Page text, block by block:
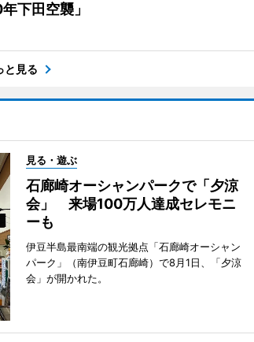
下田空襲」
と見る
見る・遊ぶ
石廊崎オーシャンパークで「夕涼
会」 来場100万人達成セレモニ
ーも
伊豆半島最南端の観光拠点「石廊崎オーシャン
パーク」（南伊豆町石廊崎）で8月1日、「夕涼
会」が開かれた。